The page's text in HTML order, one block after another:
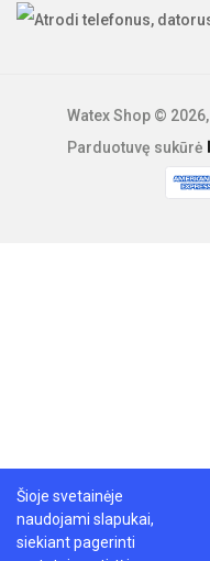
Watex Shop ©
Parduotuvę sukūrė
Šioje svetainėje
naudojami slapukai,
siekiant pagerinti